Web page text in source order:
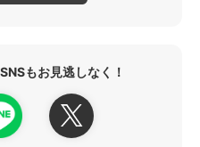
もお見逃しなく！